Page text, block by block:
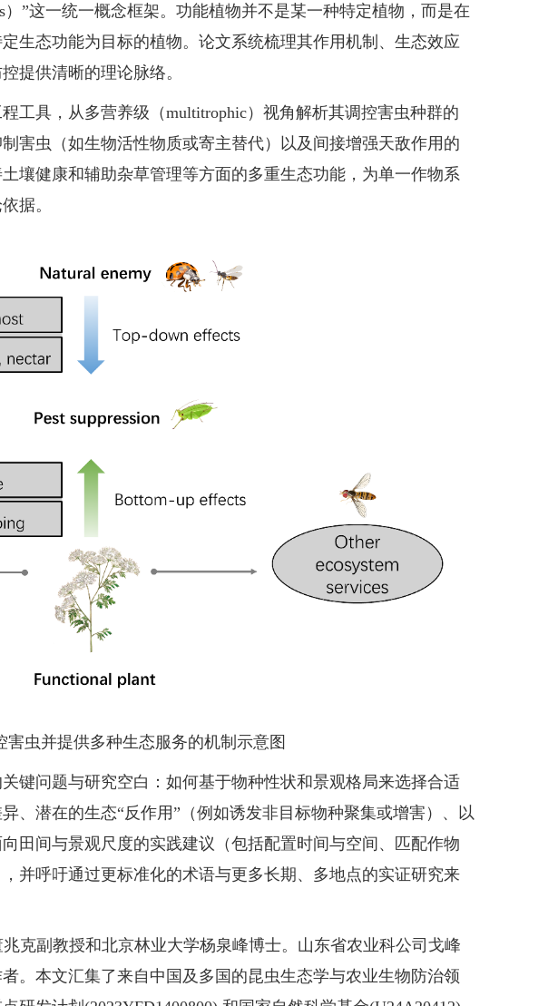
”这一统一概念框架。功能植物并不是某一种特定植物，而是在
生态功能为目标的植物。论文系统梳理其作用机制、生态效应
提供清晰的理论脉络。
具，从多营养级（multitrophic）视角解析其调控害虫种群的
害虫（如生物活性物质或寄主替代）以及间接增强天敌作用的
壤健康和辅助杂草管理等方面的多重生态功能，为单一作物系
据。
害虫并提供多种生态服务的机制示意图
问题与研究空白：如何基于物种性状和景观格局来选择合适
、潜在的生态“反作用”（例如诱发非目标物种聚集或增害）、以
田间与景观尺度的实践建议（包括配置时间与空间、匹配作物
呼吁通过更标准化的术语与更多长期、多地点的实证研究来
副教授和北京林业大学杨泉峰博士。山东省农业科公司戈峰
。本文汇集了来自中国及多国的昆虫生态学与农业生物防治领